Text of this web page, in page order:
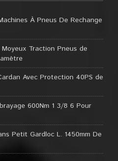
À Pneus De Rechange
Traction Pneus de
Avec Protection 40PS de
600Nm 1 3/8 6 Pour
Petit Gardloc L. 1450mm De